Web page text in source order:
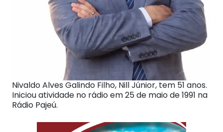
Nivaldo Alves Galindo Filho, Nill Júnior, tem 51 anos.
Iniciou atividade no rádio em 25 de maio de 1991 na
Rádio Pajeú.